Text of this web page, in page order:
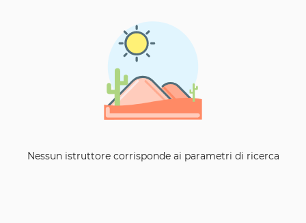
Nessun istruttore corrisponde ai parametri di ricerca